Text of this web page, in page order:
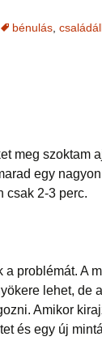
–
Ingás
Ítélkezőlap –
módszerhez
Ügyfelek meséi
A saját mesém
RÁJÖTTEM 5.
bénulás
meg szoktam
egy
csak 2-3 perc.
problémát. A
lehet, de
Amikor
és egy új